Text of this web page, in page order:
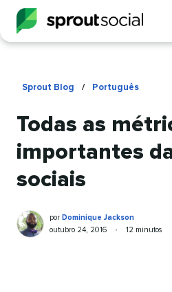
Sprout Blog / Português
Todas as
importantes
sociais
Dominique
Jackson
Escrito
por
por Dominique Jackson
Publicado
outubro 24, 2016 •
Tempo
12 minutos